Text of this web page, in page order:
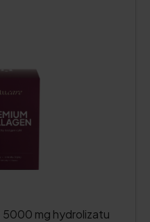
5000 mg hydrolizatu